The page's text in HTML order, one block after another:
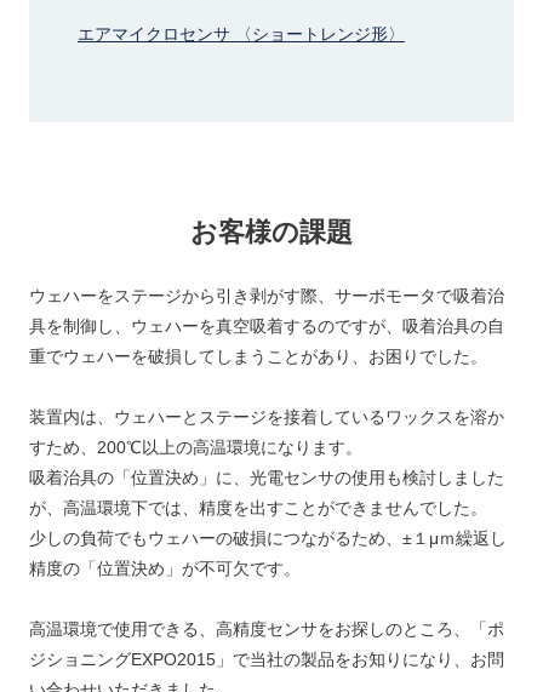
エアマイクロセンサ 〈ショートレンジ形〉
お客様の課題
ウェハーをステージから引き剥がす際、サーボモータで吸着治
具を制御し、ウェハーを真空吸着するのですが、吸着治具の自
重でウェハーを破損してしまうことがあり、お困りでした。
装置内は、ウェハーとステージを接着しているワックスを溶か
すため、200℃以上の高温環境になります。
吸着治具の「位置決め」に、光電センサの使用も検討しました
が、高温環境下では、精度を出すことができませんでした。
少しの負荷でもウェハーの破損につながるため、±１μｍ繰返し
精度の「位置決め」が不可欠です。
高温環境で使用できる、高精度センサをお探しのところ、「ポ
ジショニングEXPO2015」で当社の製品をお知りになり、お問